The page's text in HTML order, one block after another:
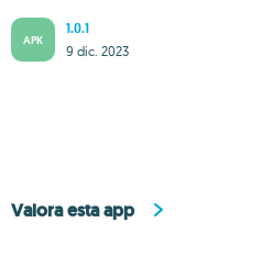
APK
1.0.1
9 dic. 2023
Valora esta app